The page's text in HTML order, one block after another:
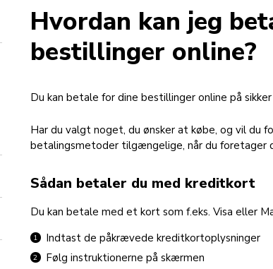
Hvordan kan jeg
bestillinger online?
Du kan betale for dine bestillinger online på
Har du valgt noget, du ønsker at købe, og vil
betalingsmetoder tilgængelige, når du foretager
Sådan betaler du med kreditkort
Du kan betale med et kort som f.eks. Visa eller
Indtast de påkrævede kreditkortoplysninger
Følg instruktionerne på skærmen